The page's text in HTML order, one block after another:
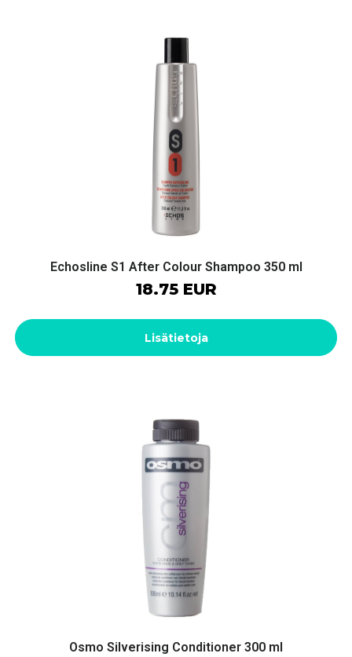
Echosline S1 After Colour Shampoo 350 ml
18.75 EUR
Lisätietoja
Osmo Silverising Conditioner 300 ml